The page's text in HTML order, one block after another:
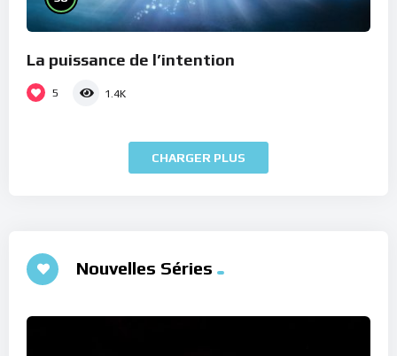
La puissance de l’intention
5 1.4K
CHARGER PLUS
Nouvelles Séries